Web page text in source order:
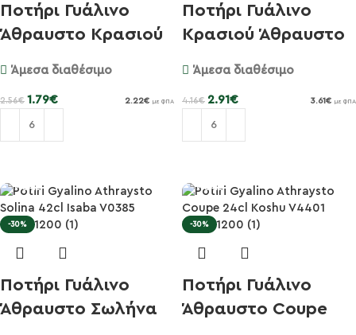
Ποτήρι Γυάλινο
Άθραυστο Κρασιού
Άμεσα διαθέσιμο
2.56€ 1.79€ 2.22€ με ΦΠΑ
Ποτήρι Γυάλινο
Κρασιού Άθραυστο
Άμεσα διαθέσιμο
4.16€ 2.91 € 3.61 € με ΦΠΑ
-30%
Ποτήρι Γυάλινο
Άθραυστο Σωλήνα
-30%
Ποτήρι Γυάλινο
Άθραυστο Coupe